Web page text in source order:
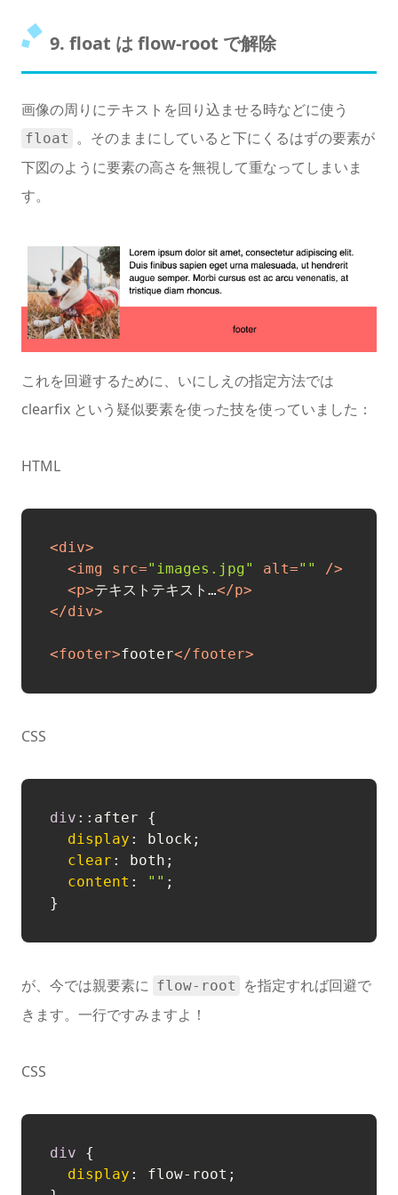
9. float は flow-root で解除
画像の周りにテキストを回り込ませる時などに使う
float 。そのままにしていると下にくるはずの要素が
下図のように要素の高さを無視して重なってしまいま
す。
これを回避するために、いにしえの指定方法では
clearfix という疑似要素を使った技を使っていました：
HTML
<div>
<img src="images.jpg" alt=""
/>
<p>テキストテキスト…</p>
</div>
<footer>footer</footer>
CSS
div ::after {
display : block;
clear : both;
content : "" ;
が、今では親要素に flow-root
を指定すれば回避で
きます。一行ですみますよ！
CSS
div {
display : flow-root;